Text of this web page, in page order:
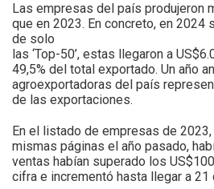
Las empresas del país produjeron
que en 2023. En concreto, en 2024
de solo
las ‘Top-50’, estas llegaron a
49,5% del total exportado. Un año
agroexportadoras del país
de las exportaciones.
En el listado de empresas de
mismas páginas el año pasado,
ventas habían superado los
cifra e incrementó hasta llegar a 21